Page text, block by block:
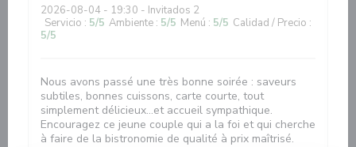
2026-08-04 - 19:30 - Invitados 2
Servicio : 5/5 Ambiente : 5/5 Menú : 5/5 Calidad / Precio :
5/5
Nous avons passé une très bonne soirée : saveurs
subtiles, bonnes cuissons, carte courte, tout
simplement délicieux...et accueil sympathique.
Encouragez ce jeune couple qui a la foi et qui cherche
à faire de la bistronomie de qualité à prix maîtrisé.